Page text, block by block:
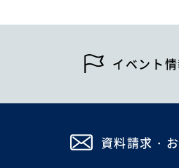
イベント
資料請求・